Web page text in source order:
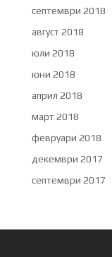
септември 2018
август 2018
юли 2018
юни 2018
април 2018
март 2018
февруари 2018
декември 2017
септември 2017